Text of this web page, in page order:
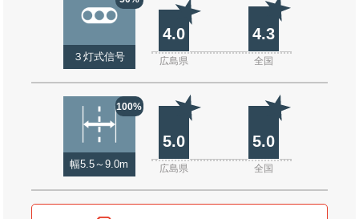
３灯式信号
4.0 4.3
広島県 全国
100%
幅5.5～9.0m
5.0 5.0
広島県 全国